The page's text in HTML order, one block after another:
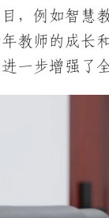
，例如智慧
教师的成长
一步增强了